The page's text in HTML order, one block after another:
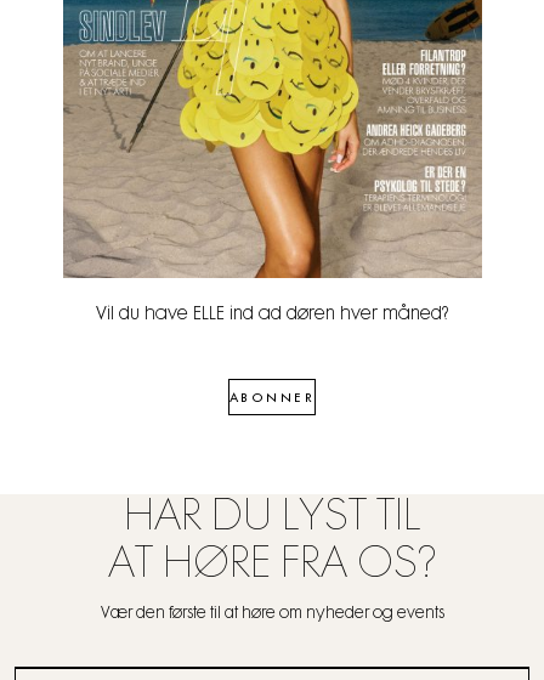
Vil du have ELLE ind ad døren hver måned?
ABONNER
HAR DU LYST TIL
AT HØRE FRA OS?
Vær den første til at høre om nyheder og events